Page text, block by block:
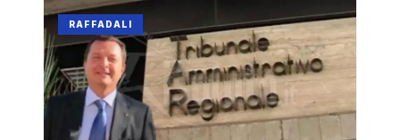
RAFFADALI